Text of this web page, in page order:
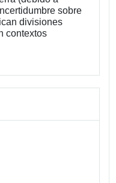
sobre
divisiones
contextos